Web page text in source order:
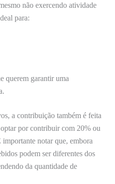
não exercendo atividade
para:
querem garantir uma
a contribuição também é feita
por contribuir com 20% ou
notar que, embora
podem ser diferentes dos
da quantidade de